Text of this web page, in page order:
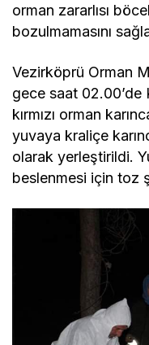
orman zararlısı
bozulmamasını
Vezirköprü Orman
gece saat 02.00’de
kırmızı orman
yuvaya kraliçe
olarak yerleştirildi.
beslenmesi için toz